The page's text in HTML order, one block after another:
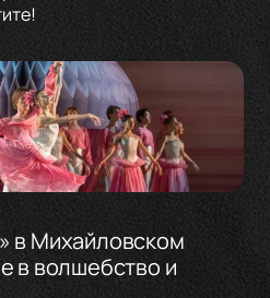
в Михайловском
в волшебство и